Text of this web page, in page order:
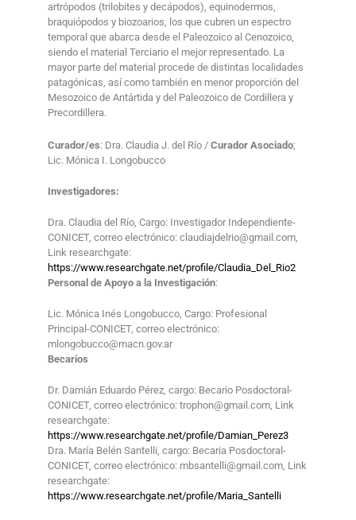
artrópodos (trilobites y decápodos), equinodermos,
braquiópodos y biozoarios, los que cubren un espectro
temporal que abarca desde el Paleozoico al Cenozoico,
siendo el material Terciario el mejor representado. La
mayor parte del material procede de distintas localidades
patagónicas, así como también en menor proporción del
Mesozoico de Antártida y del Paleozoico de Cordillera y
Precordillera.
Curador/es: Dra. Claudia J. del Río / Curador Asociado;
Lic. Mónica I. Longobucco
Investigadores:
Dra. Claudia del Río, Cargo: Investigador Independiente-
CONICET, correo electrónico: claudiajdelrio@gmail.com,
Link researchgate:
https://www.researchgate.net/profile/Claudia_Del_Rio2
Personal de Apoyo a la Investigación:
Lic. Mónica Inés Longobucco, Cargo: Profesional
Principal-CONICET, correo electrónico:
mlongobucco@macn.gov.ar
Becarios
Dr. Damián Eduardo Pérez, cargo: Becario Posdoctoral-
CONICET, correo electrónico: trophon@gmail.com, Link
researchgate:
https://www.researchgate.net/profile/Damian_Perez3
Dra. María Belén Santelli, cargo: Becaria Posdoctoral-
CONICET, correo electrónico: mbsantelli@gmail.com, Link
researchgate:
https://www.researchgate.net/profile/Maria_Santelli